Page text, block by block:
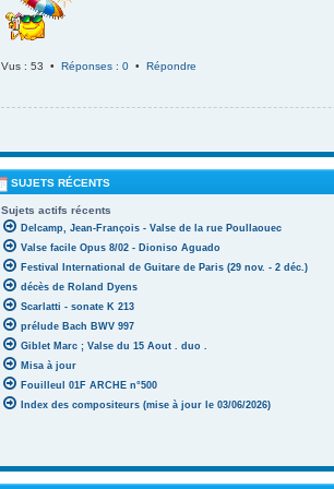
Vus : 53 • Réponses : 0 • Répondre
SUJETS RÉCENTS
Sujets actifs récents
Delcamp, Jean-François - Valse de la rue Poullaouec
Valse facile Opus 8/02 - Dioniso Aguado
Festival International de Guitare de Paris (29 nov. - 2 déc.)
décès de Roland Dyens
Scarlatti - sonate K 213
prélude Bach BWV 997
Giblet Marc ; Valse du 15 Aout . duo .
Misa à jour
Fouilleul 01F ARCHE n°500
Index des compositeurs (mise à jour le 03/06/2026)